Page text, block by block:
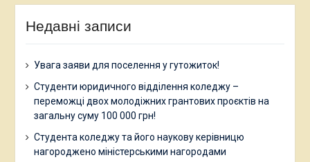
Недавні записи
Увага заяви для поселення у гутожиток!
Студенти юридичного відділення коледжу –
переможці двох молодіжних грантових проєктів на
загальну суму 100 000 грн!
Студента коледжу та його наукову керівницю
нагороджено міністерськими нагородами